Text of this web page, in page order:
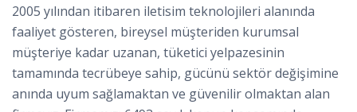
2005 yılından itibaren iletisim teknolojileri alanında
faaliyet gösteren, bireysel müşteriden kurumsal
müşteriye kadar uzanan, tüketici yelpazesinin
tamamında tecrübeye sahip, gücünü sektör değişimine
anında uyum sağlamaktan ve güvenilir olmaktan alan